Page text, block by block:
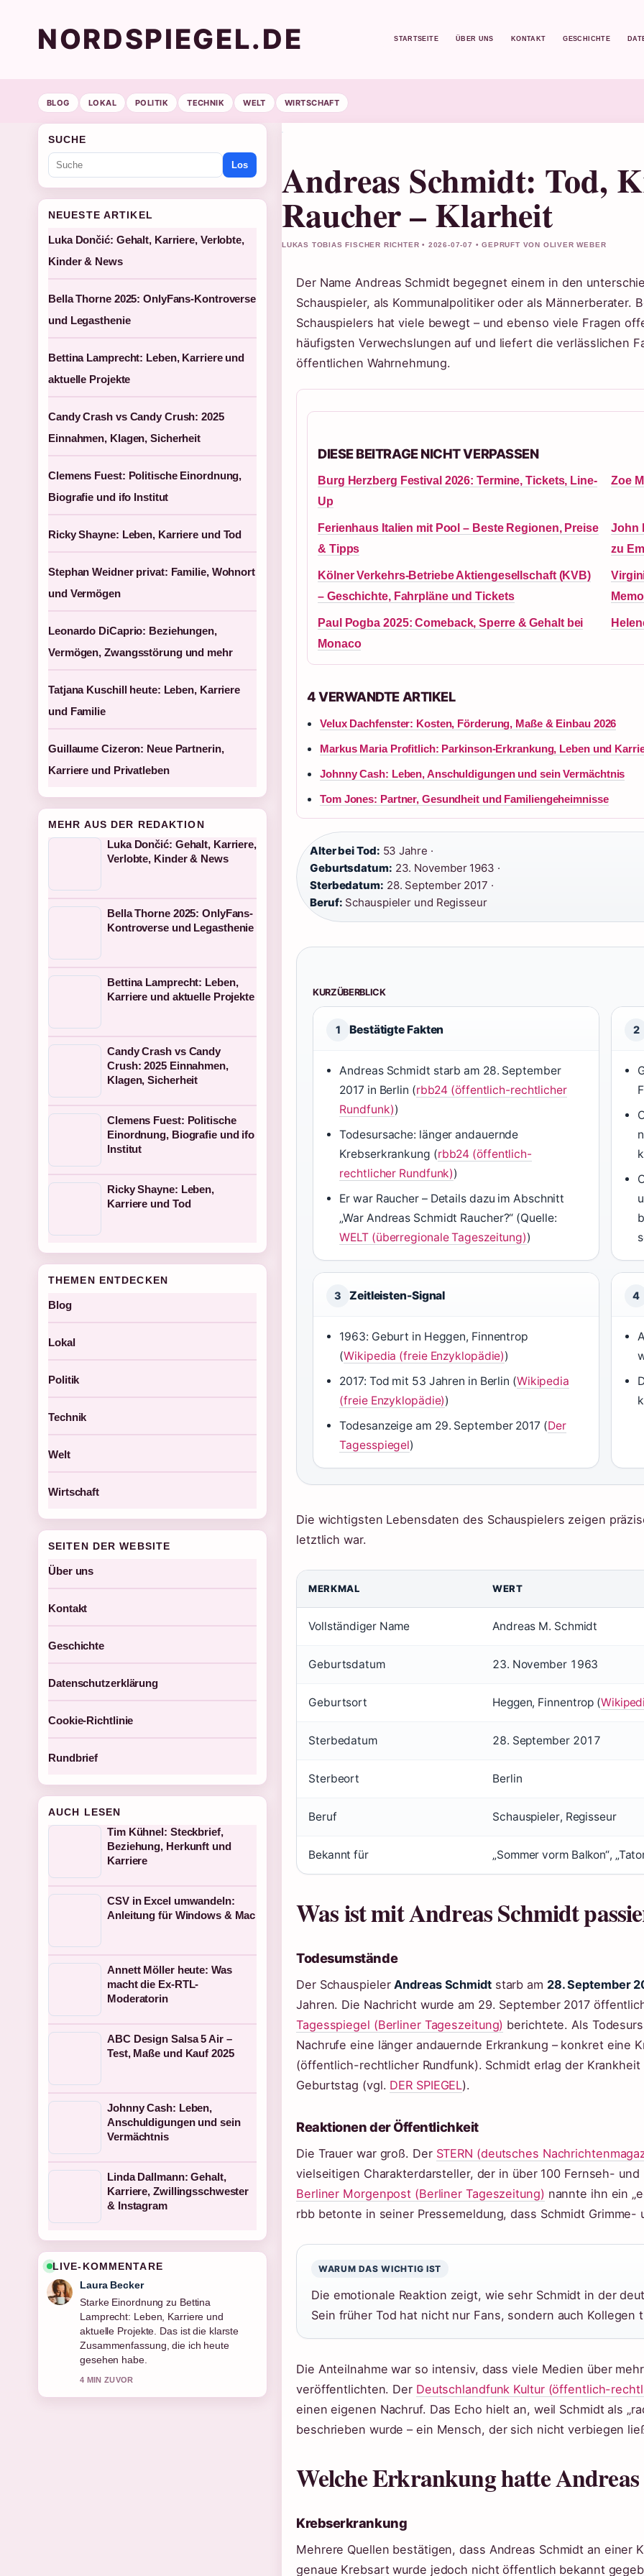
NORDSPIEGEL.DE STARTSEITE ÜBER UNS KONTAKT GESCHICHTE
BLOG LOKAL POLITIK TECHNIK WELT WIRTSCHAFT
Andreas Schmidt: Tod,
Raucher – Klarheit
LUKAS TOBIAS FISCHER RICHTER • 2026-07-07 • GEPRUFT VON OLIVER WEBER
Der Name Andreas Schmidt begegnet einem in den
Schauspieler, als Kommunalpolitiker oder als Männerberater.
Schauspielers hat viele bewegt – und ebenso viele Fragen
häufigsten Verwechslungen auf und liefert die verlässlichen
öffentlichen Wahrnehmung.
DIESE BEITRAGE NICHT VERPASSEN
Burg Herzberg Festival 2026: Termine, Tickets, Line-
Up
Zoe
Ferienhaus Italien mit Pool – Beste Regionen, Preise
& Tipps
John
zu
Kölner Verkehrs-Betriebe Aktiengesellschaft (KVB)
– Geschichte, Fahrpläne und Tickets
Paul Pogba 2025: Comeback, Sperre & Gehalt bei
Monaco
4 VERWANDTE ARTIKEL
Velux Dachfenster: Kosten, Förderung, Maße & Einbau 2026
Markus Maria Profitlich: Parkinson-Erkrankung, Leben und
Johnny Cash: Leben, Anschuldigungen und sein Vermächtnis
Tom Jones: Partner, Gesundheit und Familiengeheimnisse
Alter bei Tod: 53 Jahre ·
Geburtsdatum: 23. November 1963 ·
Sterbedatum: 28. September 2017 ·
Beruf: Schauspieler und Regisseur
KURZÜBERBLICK
1 Bestätigte Fakten
Andreas Schmidt starb am 28. September
2017 in Berlin (rbb24 (öffentlich-rechtlicher
Rundfunk))
Todesursache: länger andauernde
Krebserkrankung (rbb24 (öffentlich-
rechtlicher Rundfunk))
Er war Raucher – Details dazu im Abschnitt
„War Andreas Schmidt Raucher?“ (Quelle:
WELT (überregionale Tageszeitung))
2
3 Zeitleisten-Signal
1963: Geburt in Heggen, Finnentrop
(Wikipedia (freie Enzyklopädie))
2017: Tod mit 53 Jahren in Berlin (Wikipedia
(freie Enzyklopädie))
Todesanzeige am 29. September 2017 (Der
Tagesspiegel)
4
Die wichtigsten Lebensdaten des Schauspielers zeigen
letztlich war.
MERKMAL WERT
Vollständiger Name Andreas M. Schmidt
Geburtsdatum 23. November 1963
Geburtsort Heggen, Finnentrop (
Sterbedatum 28. September 2017
Sterbeort Berlin
Beruf Schauspieler, Regisseur
Bekannt für „Sommer vorm Balkon“,
Was ist mit Andreas Schmidt
Todesumstände
Der SchauspielerAndreas Schmidtstarb am 28. September
Jahren. Die Nachricht wurde am 29. September 2017
Tagesspiegel (Berliner Tageszeitung) berichtete. Als
Nachrufe eine länger andauernde Erkrankung – konkret eine
(öffentlich-rechtlicher Rundfunk). Schmidt erlag der
Geburtstag (vgl. DER SPIEGEL).
Reaktionen der Öffentlichkeit
Die Trauer war groß. Der STERN (deutsches
vielseitigen Charakterdarsteller, der in über 100 Fernseh-
Berliner Morgenpost (Berliner Tageszeitung) nannte ihn ein
rbb betonte in seiner Pressemeldung, dass Schmidt Grimme-
WARUM DAS WICHTIG IST
Die emotionale Reaktion zeigt, wie sehr Schmidt in der
Sein früher Tod hat nicht nur Fans, sondern auch Kollegen
Die Anteilnahme war so intensiv, dass viele Medien über
veröffentlichten. Der Deutschlandfunk Kultur (öffentlich-
einen eigenen Nachruf. Das Echo hielt an, weil Schmidt als
beschrieben wurde – ein Mensch, der sich nicht verbiegen
Welche Erkrankung hatte
Krebserkrankung
Mehrere Quellen bestätigen, dass Andreas Schmidt an einer
genaue Krebsart wurde jedoch nicht öffentlich bekannt
SUCHE
Los
NEUESTE ARTIKEL
Luka Dončić: Gehalt, Karriere, Verlobte,
Kinder & News
Bella Thorne 2025: OnlyFans-Kontroverse
und Legasthenie
Bettina Lamprecht: Leben, Karriere und
aktuelle Projekte
Candy Crash vs Candy Crush: 2025
Einnahmen, Klagen, Sicherheit
Clemens Fuest: Politische Einordnung,
Biografie und ifo Institut
Ricky Shayne: Leben, Karriere und Tod
Stephan Weidner privat: Familie, Wohnort
und Vermögen
Leonardo DiCaprio: Beziehungen,
Vermögen, Zwangsstörung und mehr
Tatjana Kuschill heute: Leben, Karriere
und Familie
Guillaume Cizeron: Neue Partnerin,
Karriere und Privatleben
MEHR AUS DER REDAKTION
Luka Dončić: Gehalt, Karriere,
Verlobte, Kinder & News
Bella Thorne 2025: OnlyFans-
Kontroverse und Legasthenie
Bettina Lamprecht: Leben,
Karriere und aktuelle Projekte
Candy Crash vs Candy
Crush: 2025 Einnahmen,
Klagen, Sicherheit
Clemens Fuest: Politische
Einordnung, Biografie und ifo
Institut
Ricky Shayne: Leben,
Karriere und Tod
THEMEN ENTDECKEN
Blog
Lokal
Politik
Technik
Welt
Wirtschaft
SEITEN DER WEBSITE
Über uns
Kontakt
Geschichte
Datenschutzerklärung
Cookie-Richtlinie
Rundbrief
AUCH LESEN
Tim Kühnel: Steckbrief,
Beziehung, Herkunft und
Karriere
CSV in Excel umwandeln:
Anleitung für Windows & Mac
Annett Möller heute: Was
macht die Ex-RTL-
Moderatorin
ABC Design Salsa 5 Air –
Test, Maße und Kauf 2025
Johnny Cash: Leben,
Anschuldigungen und sein
Vermächtnis
Linda Dallmann: Gehalt,
Karriere, Zwillingsschwester
& Instagram
LIVE-KOMMENTARE
Laura Becker
Starke Einordnung zu Bettina
Lamprecht: Leben, Karriere und
aktuelle Projekte. Das ist die klarste
Zusammenfassung, die ich heute
gesehen habe.
4 MIN ZUVOR